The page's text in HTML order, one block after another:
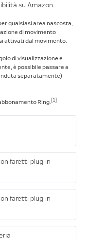
su Amazon.
qualsiasi area nascosta,
di movimento
attivati dal movimento.
di visualizzazione e
è possibile passare a
separatamente)
Ring. [1]
faretti plug-in
faretti plug-in